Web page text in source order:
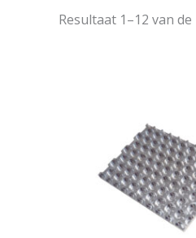
Resultaat 1–12 van